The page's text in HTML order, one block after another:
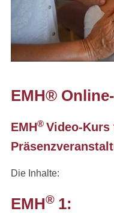
EMH®
EMH® Video-Kurs
Die Inhalte:
EMH® 1: